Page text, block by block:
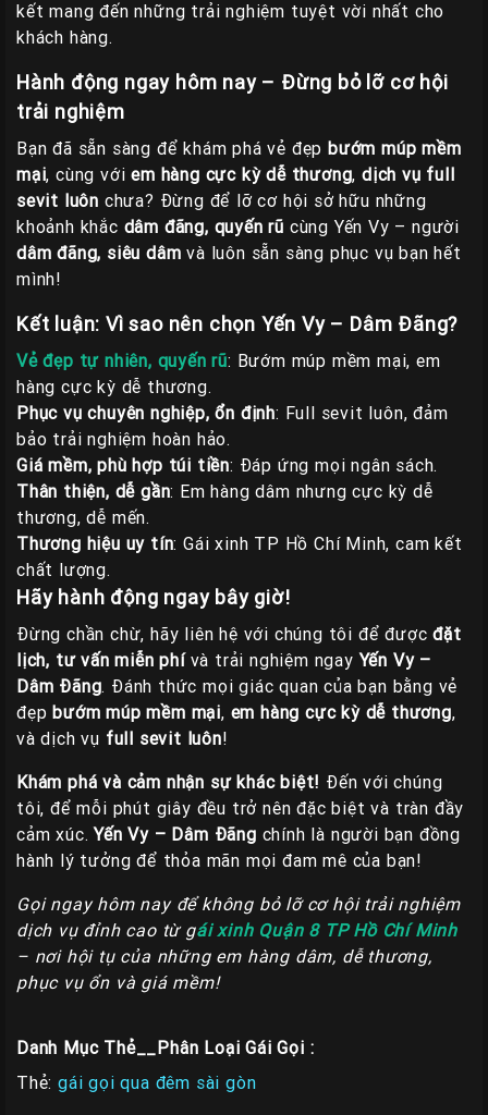
kết mang đến những trải nghiệm tuyệt vời nhất cho
khách hàng.
Hành động ngay hôm nay – Đừng bỏ lỡ cơ hội
trải nghiệm
Bạn đã sẵn sàng để khám phá vẻ đẹp bướm múp mềm
mại, cùng vớiem hàng cực kỳ dễ thương,dịch vụ full
sevit luôn chưa? Đừng để lỡ cơ hội sở hữu những
khoảnh khắc dâm đãng, quyến rũ cùng Yến Vy – người
dâm đãng, siêu dâm và luôn sẵn sàng phục vụ bạn hết
mình!
Kết luận: Vì sao nên chọn Yến Vy – Dâm Đãng?
Vẻ đẹp tự nhiên, quyến rũ: Bướm múp mềm mại, em
hàng cực kỳ dễ thương.
Phục vụ chuyên nghiệp, ổn định: Full sevit luôn, đảm
bảo trải nghiệm hoàn hảo.
Giá mềm, phù hợp túi tiền: Đáp ứng mọi ngân sách.
Thân thiện, dễ gần: Em hàng dâm nhưng cực kỳ dễ
thương, dễ mến.
Thương hiệu uy tín: Gái xinh TP Hồ Chí Minh, cam kết
chất lượng.
Hãy hành động ngay bây giờ!
Đừng chần chừ, hãy liên hệ với chúng tôi để đượcđặt
lịch, tư vấn miễn phívà trải nghiệm ngayYến Vy –
Dâm Đãng. Đánh thức mọi giác quan của bạn bằng vẻ
đẹpbướm múp mềm mại, em hàng cực kỳ dễ thương,
và dịch vụ full sevit luôn!
Khám phá và cảm nhận sự khác biệt! Đến với chúng
tôi, để mỗi phút giây đều trở nên đặc biệt và tràn đầy
cảm xúc.Yến Vy – Dâm Đãng chính là người bạn đồng
hành lý tưởng để thỏa mãn mọi đam mê của bạn!
Gọi ngay hôm nay để không bỏ lỡ cơ hội trải nghiệm
dịch vụ đỉnh cao từ gái xinh Quận 8 TP Hồ Chí Minh
– nơi hội tụ của những em hàng dâm, dễ thương,
phục vụ ổn và giá mềm!
Danh Mục Thẻ__Phân Loại Gái Gọi :
Thẻ: gái gọi qua đêm sài gòn